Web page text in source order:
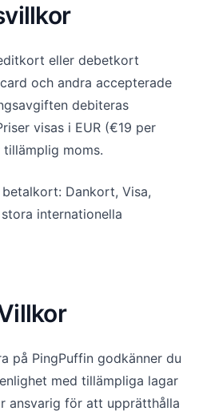
eller debetkort
och andra accepterade
debiteras
visas i EUR (€19 per
moms.
Dankort, Visa,
internationella
på PingPuffin godkänner du
med tillämpliga lagar
ansvarig för att upprätthålla